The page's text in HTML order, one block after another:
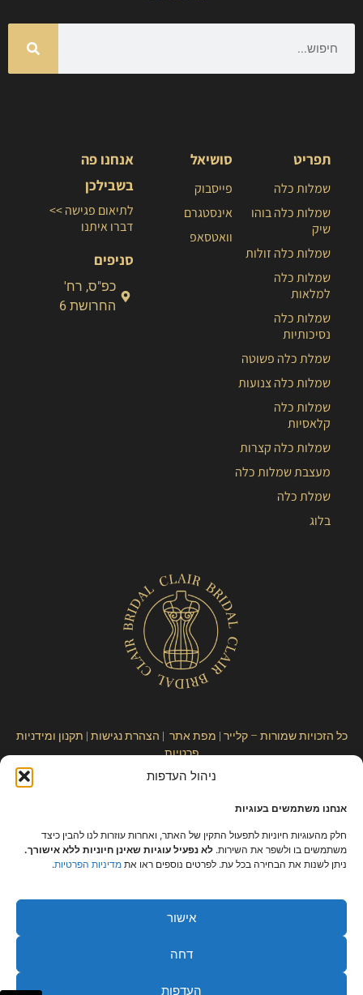
ניהול העדפות
אנחנו משתמשים בעוגיות
חלק מהעוגיות חיוניות לתפעול התקין של האתר, ואחרות עוזרות לנו להבין כיצד
משתמשים בו ולשפר את השירות. לא נפעיל עוגיות שאינן חיוניות ללא אישורך.
ניתן לשנות את הבחירה בכל עת. לפרטים נוספים ראו את מדיניות הפרטיות.
אישור
דחה
העדפות
תפריט
שמלות כלה
שמלות כלה בוהו
שיק
שמלות כלה זולות
שמלות כלה
למלאות
שמלות כלה
נסיכותיות
שמלת כלה פשוטה
שמלות כלה צנועות
שמלות כלה
קלאסיות
שמלות כלה קצרות
מעצבת שמלות כלה
שמלת כלה
בלוג
סושיאל
פייסבוק
אינסטגרם
וואטסאפ
אנחנו פה
בשבילכן
לתיאום פגישה >>
דברו איתנו
סניפים
כפ"ס, רח'
החרושת 6
כל הזכויות שמורות – קלייר | מפת אתר | הצהרת נגישות | תקנון ומידניות
פרטיות